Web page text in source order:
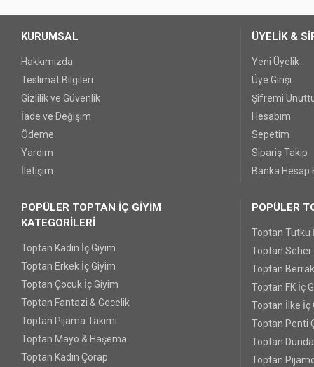
KURUMSAL
Hakkımızda
Teslimat Bilgileri
Gizlilik ve Güvenlik
İade ve Değişim
Ödeme
Yardım
İletişim
ÜYELİK &
Yeni Üyelik
Üye Girişi
Şifremi
Hesabım
Sepetim
Sipariş Takip
Banka Hesap
POPÜLER TOPTAN İÇ GİYİM
KATEGORİLERİ
Toptan Kadın İç Giyim
Toptan Erkek İç Giyim
Toptan Çocuk İç Giyim
Toptan Fantazi & Gecelik
Toptan Pijama Takımı
Toptan Mayo & Haşema
Toptan Kadın Çorap
POPÜLER
Toptan Tutku
Toptan Seher
Toptan
Toptan FK İç
Toptan İlke İç
Toptan Penti
Toptan
Toptan